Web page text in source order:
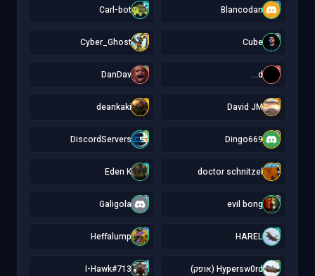
B
Blancodan
C
Carl-bot
C
Cube
C
Cyber_Ghost
d
d...
D
DanDav
D
David JM
d
deankaki
D
Dingo669
D
DiscordServers
d
doctor schnitzel
E
Eden K
e
evil bong
G
Galigola
H
HAREL
H
Heffalump
H Hypersw0rd (אופק) I
I-Hawk#713